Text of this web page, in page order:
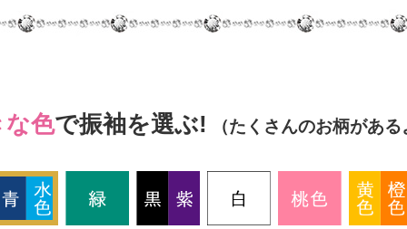
な色で振袖を選ぶ! （たくさんのお柄がある